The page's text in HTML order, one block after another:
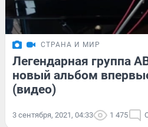
СТРАНА И МИР
Легендарная группа
новый альбом
(видео)
3 сентября, 2021, 04:33 1 475